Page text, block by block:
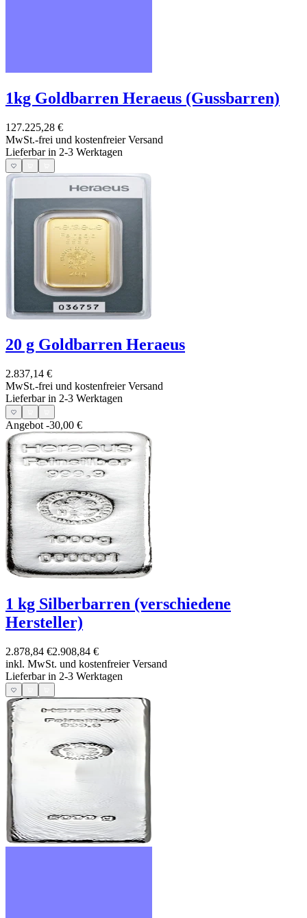
1kg Goldbarren Heraeus (Gussbarren)
127.225,28 €
MwSt.-frei und kostenfreier Versand
Lieferbar in 2-3 Werktagen
20 g Goldbarren Heraeus
2.837,14 €
MwSt.-frei und kostenfreier Versand
Lieferbar in 2-3 Werktagen
Angebot -30,00 €
1 kg Silberbarren (verschiedene
Hersteller)
2.878,84 €2.908,84 €
inkl. MwSt. und kostenfreier Versand
Lieferbar in 2-3 Werktagen